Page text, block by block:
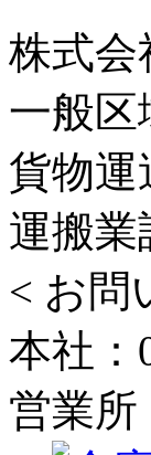
株式
一般区
貨物
運搬業
< お問
本社：
営業所